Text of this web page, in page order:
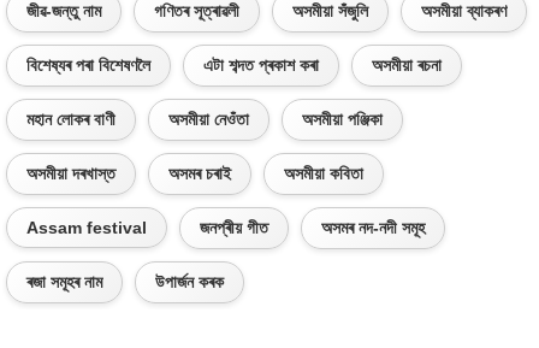
জীৱ-জন্তু নাম গণিতৰ সূত্ৰাৱলী অসমীয়া সঁজুলি অসমীয়া ব্যাকৰণ
বিশেষ্যৰ পৰা বিশেষণলৈ এটা শব্দত প্ৰকাশ কৰা অসমীয়া ৰচনা
মহান লোকৰ বাণী অসমীয়া নেওঁতা অসমীয়া পঞ্জিকা
অসমীয়া দৰখাস্ত অসমৰ চৰাই অসমীয়া কবিতা
Assam festival জনপ্ৰীয় গীত অসমৰ নদ-নদী সমূহ
ৰজা সমূহৰ নাম উপাৰ্জন কৰক